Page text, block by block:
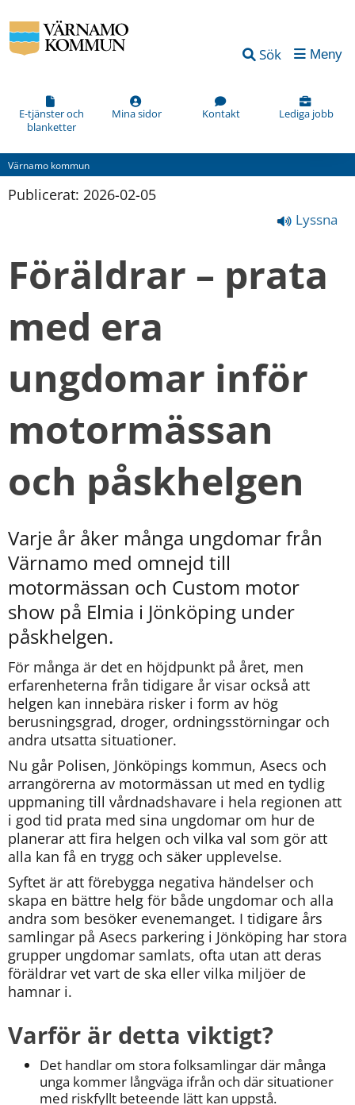
Sök Meny
E-tjänster och
blanketter
Mina sidor Kontakt Lediga jobb
Värnamo kommun
Publicerat: 2026-02-05
Lyssna
Föräldrar – prata
med era
ungdomar inför
motormässan
och påskhelgen
Varje år åker många ungdomar från
Värnamo med omnejd till
motormässan och Custom motor
show på Elmia i Jönköping under
påskhelgen.
För många är det en höjdpunkt på året, men
erfarenheterna från tidigare år visar också att
helgen kan innebära risker i form av hög
berusningsgrad, droger, ordningsstörningar och
andra utsatta situationer.
Nu går Polisen, Jönköpings kommun, Asecs och
arrangörerna av motormässan ut med en tydlig
uppmaning till vårdnadshavare i hela regionen att
i god tid prata med sina ungdomar om hur de
planerar att fira helgen och vilka val som gör att
alla kan få en trygg och säker upplevelse.
Syftet är att förebygga negativa händelser och
skapa en bättre helg för både ungdomar och alla
andra som besöker evenemanget. I tidigare års
samlingar på Asecs parkering i Jönköping har stora
grupper ungdomar samlats, ofta utan att deras
föräldrar vet vart de ska eller vilka miljöer de
hamnar i.
Varför är detta viktigt?
Det handlar om stora folksamlingar där många
unga kommer långväga ifrån och där situationer
med riskfyllt beteende lätt kan uppstå.